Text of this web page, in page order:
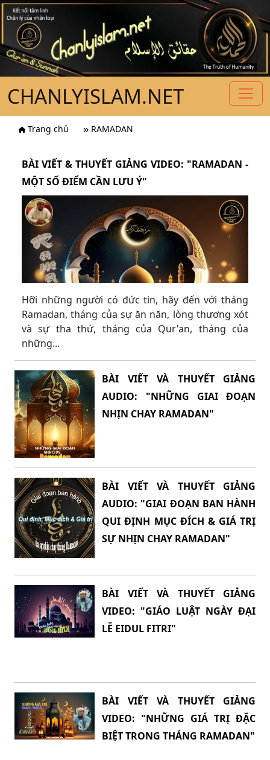
CHANLYISLAM.NET
Trang chủ RAMADAN
BÀI VIẾT & THUYẾT GIẢNG VIDEO: "RAMADAN -
MỘT SỐ ĐIỂM CẦN LƯU Ý"
Hỡi những người có đức tin, hãy đến với tháng
Ramadan, tháng của sự ăn năn, lòng thương xót
và sự tha thứ, tháng của Qur'an, tháng của
những...
BÀI VIẾT VÀ THUYẾT GIẢNG
AUDIO: "NHỮNG GIAI ĐOẠN
NHỊN CHAY RAMADAN"
BÀI VIẾT VÀ THUYẾT GIẢNG
AUDIO: "GIAI ĐOẠN BAN HÀNH
QUI ĐỊNH MỤC ĐÍCH & GIÁ TRỊ
SỰ NHỊN CHAY RAMADAN"
BÀI VIẾT VÀ THUYẾT GIẢNG
VIDEO: "GIÁO LUẬT NGÀY ĐẠI
LỄ EIDUL FITRI"
BÀI VIẾT VÀ THUYẾT GIẢNG
VIDEO: "NHỮNG GIÁ TRỊ ĐẶC
BIỆT TRONG THÁNG RAMADAN"